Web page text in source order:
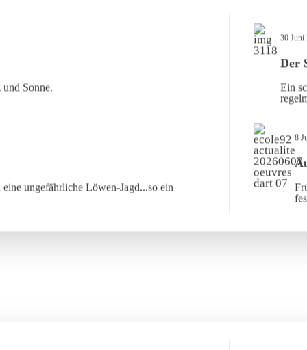
Sonne.
30 Juni
Der
Ein
ungefährliche Löwen-Jagd...so ein
8